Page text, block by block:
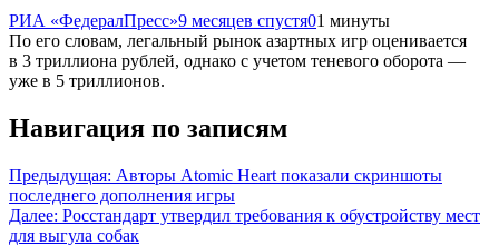
РИА «ФедералПресс»9 месяцев спустя01 минуты
По его словам, легальный рынок азартных игр оценивается
в 3 триллиона рублей, однако с учетом теневого оборота —
уже в 5 триллионов.
Навигация по записям
Предыдущая: Авторы Atomic Heart показали скриншоты
последнего дополнения игры
Далее: Росстандарт утвердил требования к обустройству мест
для выгула собак